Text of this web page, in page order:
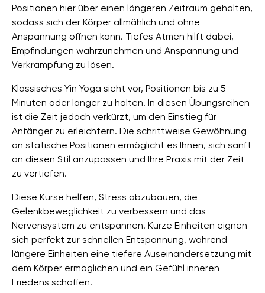
Positionen hier über einen längeren Zeitraum gehalten,
sodass sich der Körper allmählich und ohne
Anspannung öffnen kann. Tiefes Atmen hilft dabei,
Empfindungen wahrzunehmen und Anspannung und
Verkrampfung zu lösen.
Klassisches Yin Yoga sieht vor, Positionen bis zu 5
Minuten oder länger zu halten. In diesen Übungsreihen
ist die Zeit jedoch verkürzt, um den Einstieg für
Anfänger zu erleichtern. Die schrittweise Gewöhnung
an statische Positionen ermöglicht es Ihnen, sich sanft
an diesen Stil anzupassen und Ihre Praxis mit der Zeit
zu vertiefen.
Diese Kurse helfen, Stress abzubauen, die
Gelenkbeweglichkeit zu verbessern und das
Nervensystem zu entspannen. Kurze Einheiten eignen
sich perfekt zur schnellen Entspannung, während
längere Einheiten eine tiefere Auseinandersetzung mit
dem Körper ermöglichen und ein Gefühl inneren
Friedens schaffen.